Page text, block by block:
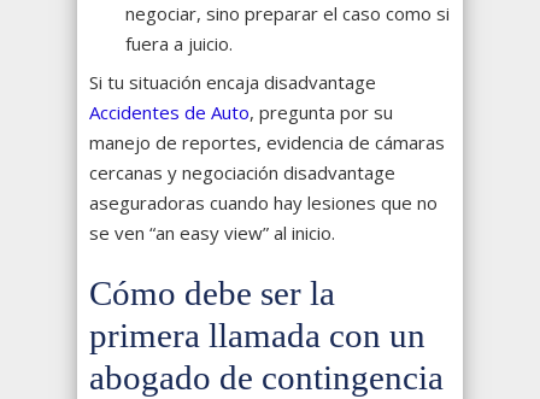
negociar, sino preparar el caso como si
fuera a juicio.
Si tu situación encaja disadvantage
Accidentes de Auto, pregunta por su
manejo de reportes, evidencia de cámaras
cercanas y negociación disadvantage
aseguradoras cuando hay lesiones que no
se ven “an easy view” al inicio.
Cómo debe ser la
primera llamada con un
abogado de contingencia